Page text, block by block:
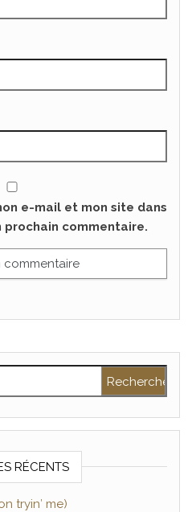
e-mail et mon site dans
commentaire.
RÉCENTS
tryin′ me)